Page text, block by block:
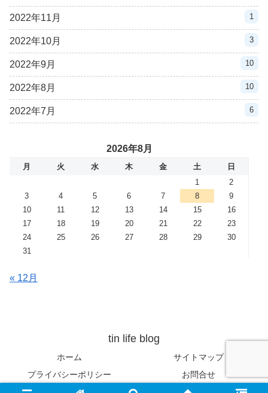
2022年11月 1
2022年10月 3
2022年9月 10
2022年8月 10
2022年7月 6
2026年8月
月 火 水 木 金 土
日
1
2
3
4 5 6 7 8
9
10
11 12 13 14 15
16
17
18 19 20 21 22
23
24
25 26 27 28 29
30
31
« 12月
tin life blog
ホーム
サイトマップ
プライバシーポリシー
お問合せ